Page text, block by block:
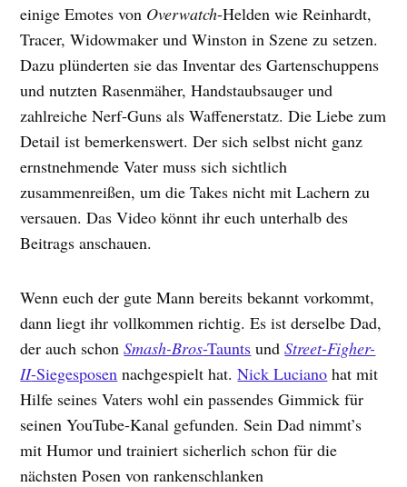
einige Emotes von Overwatch-Helden wie Reinhardt,
Tracer, Widowmaker und Winston in Szene zu setzen.
Dazu plünderten sie das Inventar des Gartenschuppens
und nutzten Rasenmäher, Handstaubsauger und
zahlreiche Nerf-Guns als Waffenerstatz. Die Liebe zum
Detail ist bemerkenswert. Der sich selbst nicht ganz
ernstnehmende Vater muss sich sichtlich
zusammenreißen, um die Takes nicht mit Lachern zu
versauen. Das Video könnt ihr euch unterhalb des
Beitrags anschauen.
Wenn euch der gute Mann bereits bekannt vorkommt,
dann liegt ihr vollkommen richtig. Es ist derselbe Dad,
der auch schonSmash-Bros-Taunts undStreet-Figher-
II-Siegesposen nachgespielt hat.Nick Luciano hat mit
Hilfe seines Vaters wohl ein passendes Gimmick für
seinen YouTube-Kanal gefunden. Sein Dad nimmt’s
mit Humor und trainiert sicherlich schon für die
nächsten Posen von rankenschlanken